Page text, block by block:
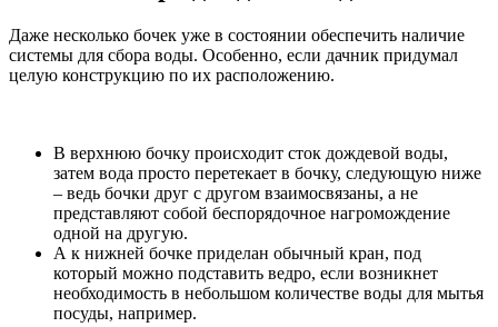
Даже несколько бочек уже в состоянии обеспечить наличие
системы для сбора воды. Особенно, если дачник придумал
целую конструкцию по их расположению.
В верхнюю бочку происходит сток дождевой воды,
затем вода просто перетекает в бочку, следующую ниже
– ведь бочки друг с другом взаимосвязаны, а не
представляют собой беспорядочное нагромождение
одной на другую.
А к нижней бочке приделан обычный кран, под
который можно подставить ведро, если возникнет
необходимость в небольшом количестве воды для мытья
посуды, например.